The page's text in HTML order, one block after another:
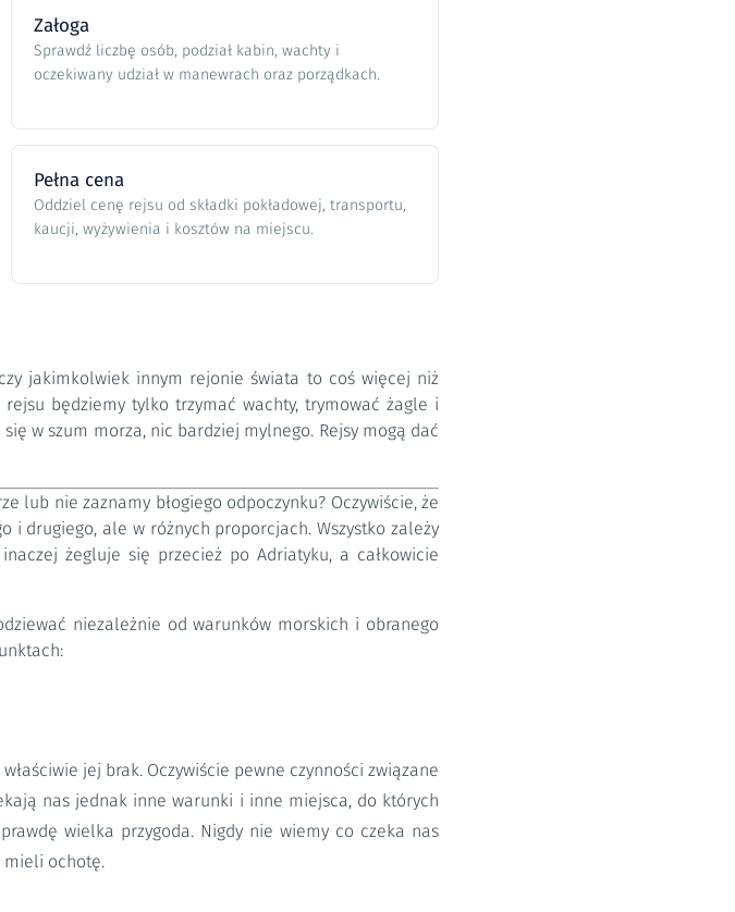
Załoga
Sprawdź liczbę osób, podział kabin, wachty i
oczekiwany udział w manewrach oraz porządkach.
Pełna cena
Oddziel cenę rejsu od składki pokładowej, transportu,
kaucji, wyżywienia i kosztów na miejscu.
jakimkolwiek innym rejonie świata to coś więcej niż
będziemy tylko trzymać wachty, trymować żagle i
w szum morza, nic bardziej mylnego. Rejsy mogą dać
lub nie zaznamy błogiego odpoczynku? Oczywiście, że
i drugiego, ale w różnych proporcjach. Wszystko zależy
żegluje się przecież po Adriatyku, a całkowicie
niezależnie od warunków morskich i obranego
jej brak. Oczywiście pewne czynności związane
nas jednak inne warunki i inne miejsca, do których
wielka przygoda. Nigdy nie wiemy co czeka nas
mieli ochotę.